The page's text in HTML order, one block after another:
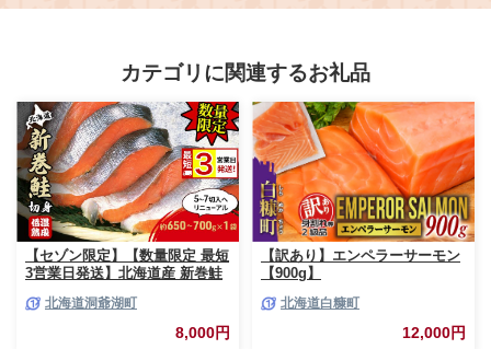
ゼント 贈答用 ご褒美 贅沢 ゴール
ー 富山 富山県 魚津市 ※沖縄への
配送不可
カテゴリに関連するお礼品
【セゾン限定】【数量限定 最短
3営業日発送】北海道産 新巻鮭
700g/5～7切入) 最短配送 北海
道 秋鮭 小分け 鮭 さけ しゃけ
シャケ 中塩 海鮮 冷凍 お弁当
北海道洞爺湖町
8,000円
【訳あり】エンペラーサーモン
【900g】
北海道白糠町
12,000円